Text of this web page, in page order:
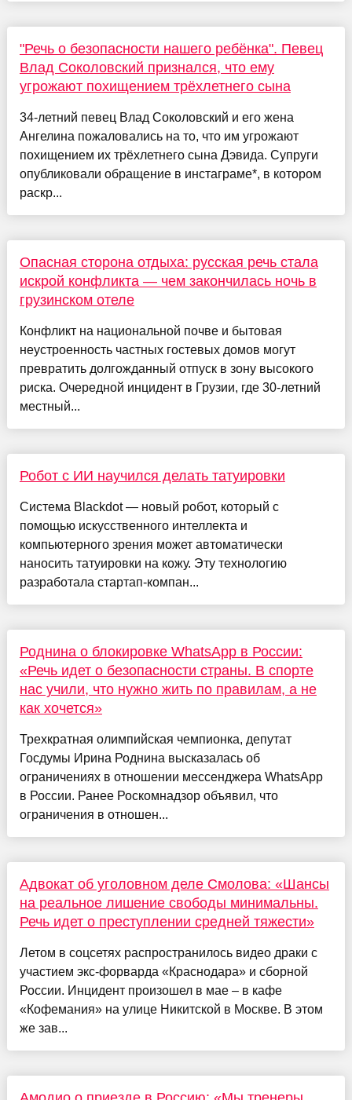
"Речь о безопасности нашего ребёнка". Певец
Влад Соколовский признался, что ему
угрожают похищением трёхлетнего сына
34-летний певец Влад Соколовский и его жена
Ангелина пожаловались на то, что им угрожают
похищением их трёхлетнего сына Дэвида. Супруги
опубликовали обращение в инстаграме*, в котором
раскр...
Опасная сторона отдыха: русская речь стала
искрой конфликта — чем закончилась ночь в
грузинском отеле
Конфликт на национальной почве и бытовая
неустроенность частных гостевых домов могут
превратить долгожданный отпуск в зону высокого
риска. Очередной инцидент в Грузии, где 30-летний
местный...
Робот с ИИ научился делать татуировки
Система Blackdot — новый робот, который с
помощью искусственного интеллекта и
компьютерного зрения может автоматически
наносить татуировки на кожу. Эту технологию
разработала стартап-компан...
Роднина о блокировке WhatsApp в России:
«Речь идет о безопасности страны. В спорте
нас учили, что нужно жить по правилам, а не
как хочется»
Трехкратная олимпийская чемпионка, депутат
Госдумы Ирина Роднина высказалась об
ограничениях в отношении мессенджера WhatsApp
в России. Ранее Роскомнадзор объявил, что
ограничения в отношен...
Адвокат об уголовном деле Смолова: «Шансы
на реальное лишение свободы минимальны.
Речь идет о преступлении средней тяжести»
Летом в соцсетях распространилось видео драки с
участием экс-форварда «Краснодара» и сборной
России. Инцидент произошел в мае – в кафе
«Кофемания» на улице Никитской в Москве. В этом
же зав...